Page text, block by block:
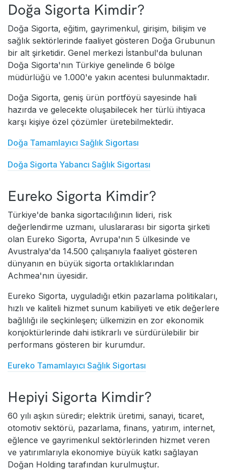
Doğa Sigorta Kimdir?
Doğa Sigorta, eğitim, gayrimenkul, girişim, bilişim ve
sağlık sektörlerinde faaliyet gösteren Doğa Grubunun
bir alt şirketidir. Genel merkezi İstanbul'da bulunan
Doğa Sigorta'nın Türkiye genelinde 6 bölge
müdürlüğü ve 1.000'e yakın acentesi bulunmaktadır.
Doğa Sigorta, geniş ürün portföyü sayesinde hali
hazırda ve gelecekte oluşabilecek her türlü ihtiyaca
karşı kişiye özel çözümler üretebilmektedir.
Doğa Tamamlayıcı Sağlık Sigortası
Doğa Sigorta Yabancı Sağlık Sigortası
Eureko Sigorta Kimdir?
Türkiye'de banka sigortacılığının lideri, risk
değerlendirme uzmanı, uluslararası bir sigorta şirketi
olan Eureko Sigorta, Avrupa'nın 5 ülkesinde ve
Avustralya'da 14.500 çalışanıyla faaliyet gösteren
dünyanın en büyük sigorta ortaklıklarından
Achmea'nın üyesidir.
Eureko Sigorta, uyguladığı etkin pazarlama politikaları,
hızlı ve kaliteli hizmet sunum kabiliyeti ve etik değerlere
bağlılığı ile seçkinleşen; ülkemizin en zor ekonomik
konjoktürlerinde dahi istikrarlı ve sürdürülebilir bir
performans gösteren bir kurumdur.
Eureko Tamamlayıcı Sağlık Sigortası
Hepiyi Sigorta Kimdir?
60 yılı aşkın süredir; elektrik üretimi, sanayi, ticaret,
otomotiv sektörü, pazarlama, finans, yatırım, internet,
eğlence ve gayrimenkul sektörlerinden hizmet veren
ve yatırımlarıyla ekonomiye büyük katkı sağlayan
Doğan Holding tarafından kurulmuştur.